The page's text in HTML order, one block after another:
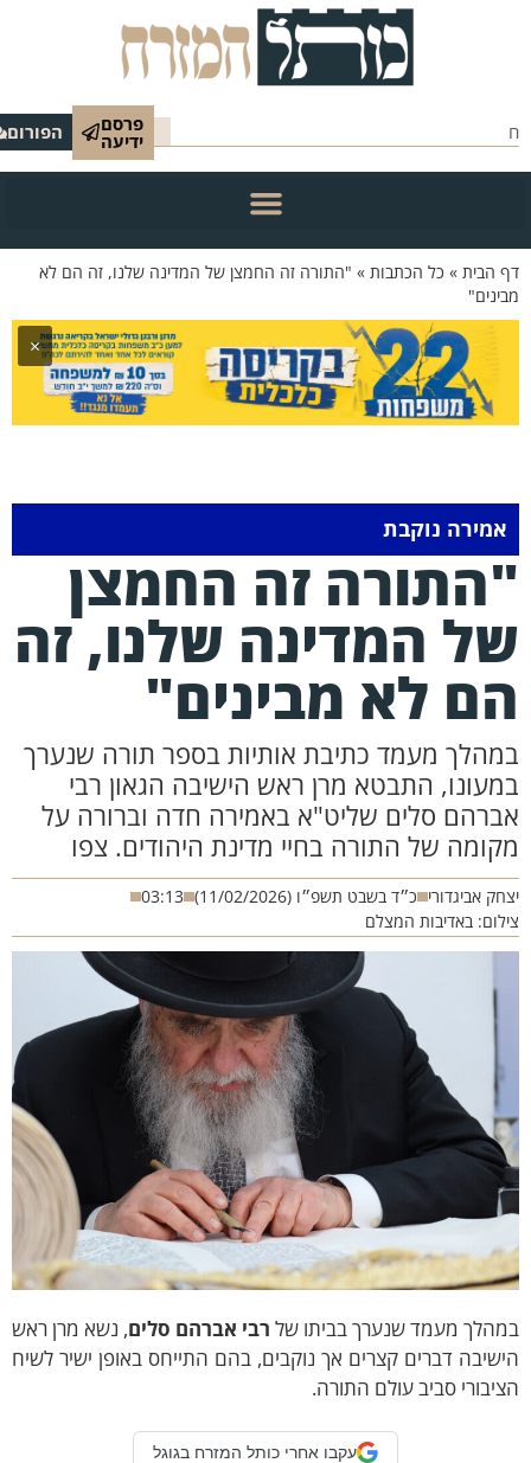
פרסם
ידיעה הפורום
הבית»כל הכתבות»"התורה זה החמצן של המדינה שלנו, זה הם לא
×
אמירה נוקבת
זה החמצן
המדינה שלנו, זה
לא מבינים"
מעמד כתיבת אותיות בספר תורה שנערך
התבטא מרן ראש הישיבה הגאון רבי
סלים שליט"א באמירה חדה וברורה על
של התורה בחיי מדינת היהודים. צפו
אביגדורי כ״ד בשבט תשפ״ו (11/02/2026)
03:13
באדיבות המצלם
מעמד שנערך בביתו שלרבי אברהם סלים, נשא מרן ראש
דברים קצרים אך נוקבים, בהם התייחס באופן ישיר לשיח
סביב עולם התורה.
עקבו אחרי כותל המזרח בגוגל